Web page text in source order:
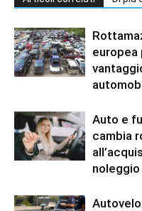
europea
Auto e
cambia